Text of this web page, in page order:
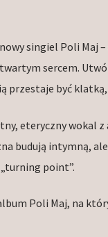
singiel Poli
sercem.
przestaje być
eteryczny
budują intymną,
point”.
Poli Maj, na